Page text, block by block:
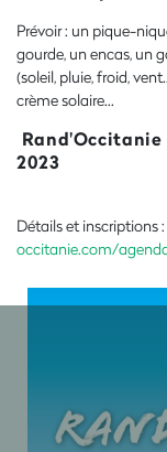
Prévoir : un pique-
gourde, un encas, un
(soleil, pluie, froid,
crème solaire…
2023
Détails et inscriptions :
occitanie.com/